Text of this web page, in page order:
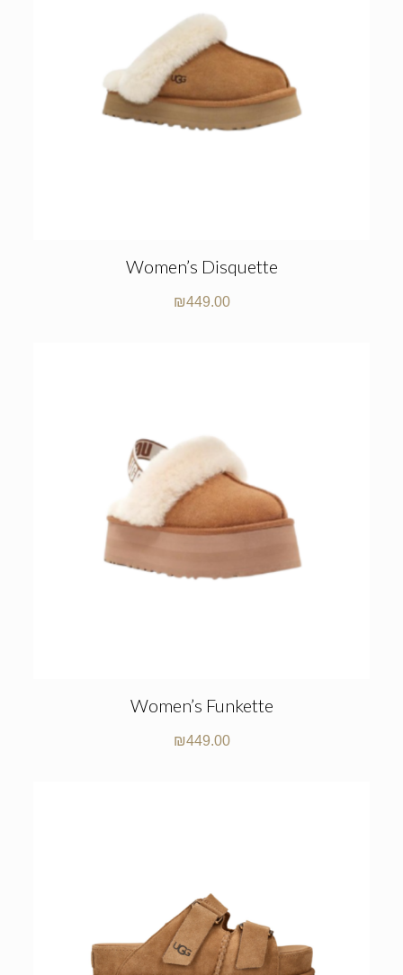
Women’s Disquette
₪449.00
Women’s Funkette
₪449.00